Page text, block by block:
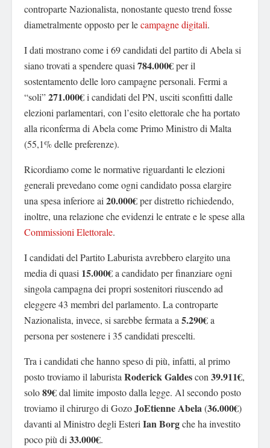
controparte Nazionalista, nonostante questo trend fosse
diametralmente opposto per lecampagne digitali.
I dati mostrano come i 69 candidati del partito di Abela si
siano trovati a spendere quasi 784.000€per il
sostentamento delle loro campagne personali. Fermi a
“soli”271.000€i candidati del PN, usciti sconfitti dalle
elezioni parlamentari, con l’esito elettorale che ha portato
alla riconferma di Abela come Primo Ministro di Malta
(55,1% delle preferenze).
Ricordiamo come le normative riguardanti le elezioni
generali prevedano come ogni candidato possa elargire
una spesa inferiore ai 20.000€per distretto richiedendo,
inoltre, una relazione che evidenzi le entrate e le spese alla
Commissioni Elettorale.
I candidati del Partito Laburista avrebbero elargito una
media di quasi 15.000€a candidato per finanziare ogni
singola campagna dei propri sostenitori riuscendo ad
eleggere 43 membri del parlamento. La controparte
Nazionalista, invece, si sarebbe fermata a 5.290€a
persona per sostenere i 35 candidati prescelti.
Tra i candidati che hanno speso di più, infatti, al primo
posto troviamo il laburista Roderick Galdescon 39.911€,
solo89€dal limite imposto dalla legge. Al secondo posto
troviamo il chirurgo di GozoJoEtienne Abela(36.000€)
davanti al Ministro degli Esteri Ian Borgche ha investito
poco più di 33.000€.